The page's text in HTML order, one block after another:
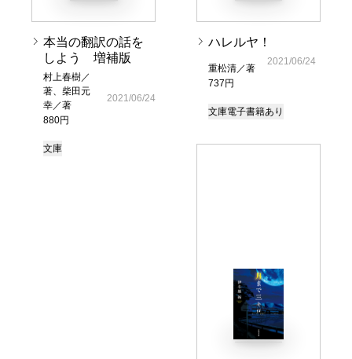
本当の翻訳の話を
しよう 増補版
村上春樹／
著、柴田元
幸／著
880円
2021/06/24
文庫
ハレルヤ！
重松清／著
737円
2021/06/24
文庫電子書籍あり